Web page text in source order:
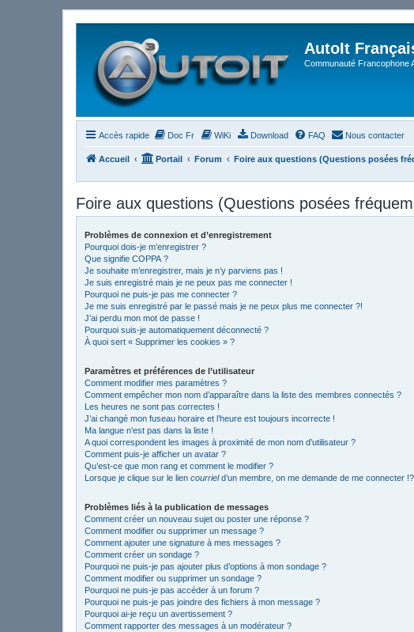
AutoIt
Communauté Francophone
Accès rapide Doc Fr WiKi Download FAQ Nous contacter
Accueil Portail Forum Foire aux questions (Questions posées
Foire aux questions (Questions posées
Problèmes de connexion et d’enregistrement
Pourquoi dois-je m’enregistrer ?
Que signifie COPPA ?
Je souhaite m’enregistrer, mais je n’y parviens pas !
Je suis enregistré mais je ne peux pas me connecter !
Pourquoi ne puis-je pas me connecter ?
Je me suis enregistré par le passé mais je ne peux plus me connecter ?!
J’ai perdu mon mot de passe !
Pourquoi suis-je automatiquement déconnecté ?
À quoi sert « Supprimer les cookies » ?
Paramètres et préférences de l’utilisateur
Comment modifier mes paramètres ?
Comment empêcher mon nom d’apparaître dans la liste des membres connectés ?
Les heures ne sont pas correctes !
J’ai changé mon fuseau horaire et l’heure est toujours incorrecte !
Ma langue n’est pas dans la liste !
A quoi correspondent les images à proximité de mon nom d’utilisateur ?
Comment puis-je afficher un avatar ?
Qu’est-ce que mon rang et comment le modifier ?
Lorsque je clique sur le lien courrield’un membre, on me demande de me connecter !?
Problèmes liés à la publication de messages
Comment créer un nouveau sujet ou poster une réponse ?
Comment modifier ou supprimer un message ?
Comment ajouter une signature à mes messages ?
Comment créer un sondage ?
Pourquoi ne puis-je pas ajouter plus d’options à mon sondage ?
Comment modifier ou supprimer un sondage ?
Pourquoi ne puis-je pas accéder à un forum ?
Pourquoi ne puis-je pas joindre des fichiers à mon message ?
Pourquoi ai-je reçu un avertissement ?
Comment rapporter des messages à un modérateur ?